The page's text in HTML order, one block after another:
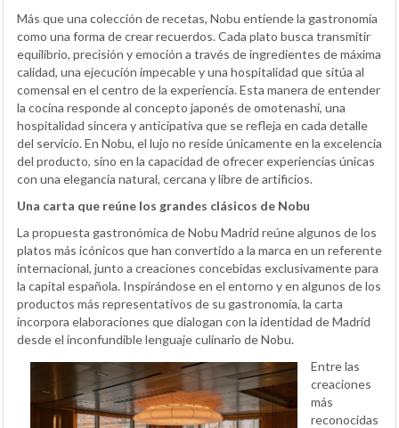
Más que una colección de recetas, Nobu entiende la gastronomía
como una forma de crear recuerdos. Cada plato busca transmitir
equilibrio, precisión y emoción a través de ingredientes de máxima
calidad, una ejecución impecable y una hospitalidad que sitúa al
comensal en el centro de la experiencia. Esta manera de entender
la cocina responde al concepto japonés de omotenashi, una
hospitalidad sincera y anticipativa que se refleja en cada detalle
del servicio. En Nobu, el lujo no reside únicamente en la excelencia
del producto, sino en la capacidad de ofrecer experiencias únicas
con una elegancia natural, cercana y libre de artificios.
Una carta que reúne los grandes clásicos de Nobu
La propuesta gastronómica de Nobu Madrid reúne algunos de los
platos más icónicos que han convertido a la marca en un referente
internacional, junto a creaciones concebidas exclusivamente para
la capital española. Inspirándose en el entorno y en algunos de los
productos más representativos de su gastronomía, la carta
incorpora elaboraciones que dialogan con la identidad de Madrid
desde el inconfundible lenguaje culinario de Nobu.
Entre las
creaciones
más
reconocidas